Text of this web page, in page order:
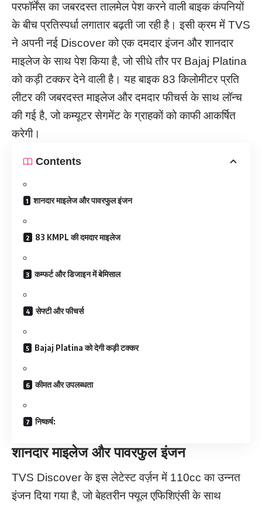
परफॉर्मेंस का जबरदस्त तालमेल पेश करने वाली बाइक कंपनियों
के बीच प्रतिस्पर्धा लगातार बढ़ती जा रही है। इसी क्रम में TVS
ने अपनी नई Discover को एक दमदार इंजन और शानदार
माइलेज के साथ पेश किया है, जो सीधे तौर पर Bajaj Platina
को कड़ी टक्कर देने वाली है। यह बाइक 83 किलोमीटर प्रति
लीटर की जबरदस्त माइलेज और दमदार फीचर्स के साथ लॉन्च
की गई है, जो कम्यूटर सेगमेंट के ग्राहकों को काफी आकर्षित
करेगी।
Contents
शानदार माइलेज और पावरफुल इंजन
83 KMPL की दमदार माइलेज
कम्फर्ट और डिजाइन में बेमिसाल
सेफ्टी और फीचर्स
Bajaj Platina को देगी कड़ी टक्कर
कीमत और उपलब्धता
निष्कर्ष:
शानदार माइलेज और पावरफुल इंजन
TVS Discover के इस लेटेस्ट वर्ज़न में 110cc का उन्नत
इंजन दिया गया है, जो बेहतरीन फ्यूल एफिशिएंसी के साथ